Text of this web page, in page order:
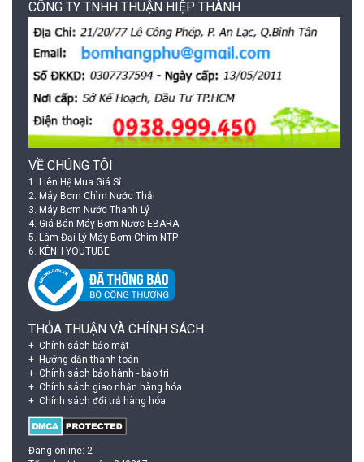
CÔNG TY TNHH THUẬN HIỆP THÀNH
VỀ CHÚNG TÔI
1. Liên Hệ Mua Giá Sỉ
2. Máy Bơm Chìm Nước Thải
3. Máy Bơm Nước Thanh Lý
4. Giá Bán Máy Bơm Nước EBARA
5. Làm Đại Lý Máy Bơm Chìm NTP
6. KÊNH YOUTUBE
THỎA THUẬN VÀ CHÍNH SÁCH
Chính sách bảo mật
Hướng dẫn thanh toán
Chính sách bảo hành - bảo trì
Chính sách giao nhận hàng hóa
Chính sách đổi trả hàng hóa
Đang online: 2